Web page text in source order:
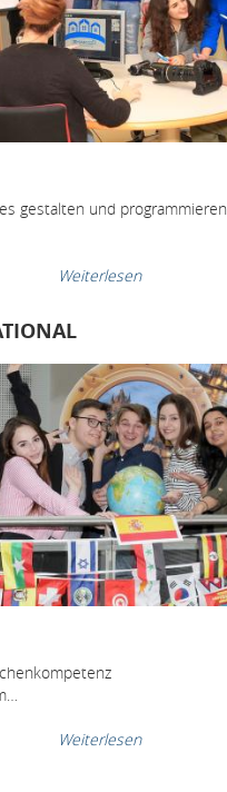
gestalten und programmieren
Weiterlesen
Weiterlesen